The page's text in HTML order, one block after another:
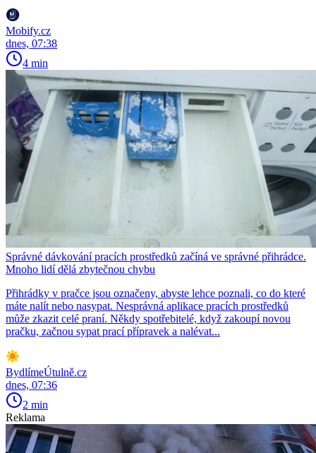
Mobify.cz
dnes, 07:38
4 min
Správné dávkování pracích prostředků začíná ve správné přihrádce.
Mnoho lidí dělá zbytečnou chybu
Přihrádky v pračce jsou označeny, abyste lehce poznali, co do které
máte nalít nebo nasypat. Nesprávná aplikace pracích prostředků
může zkazit celé praní. Někdy spotřebitelé, když zakoupí novou
pračku, začnou sypat prací přípravek a nalévat...
BydlímeÚtulně.cz
dnes, 07:36
2 min
Reklama